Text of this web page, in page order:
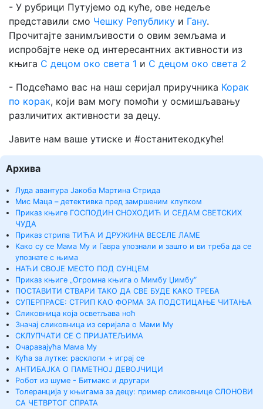
- У рубрици Путујемо од куће, ове недеље
представили смо Чешку Републику и Гану.
Прочитајте занимљивости о овим земљама и
испробајте неке од интересантних активности из
књига С децом око света 1 и С децом око света 2
- Подсећамо вас на наш серијал приручника Корак
по корак, који вам могу помоћи у осмишљавању
различитих активности за децу.
Јавите нам ваше утиске и #останитекодкуће!
Архива
Луда авантура Јакоба Мартина Стрида
Мис Маца – детективка пред замршеним клупком
Приказ књиге ГОСПОДИН СНОХОДИЋ И СЕДАМ СВЕТСКИХ
ЧУДА
Приказ стрипа ТИЋА И ДРУЖИНА ВЕСЕЛЕ ЛАМЕ
Како су се Мама Му и Гавра упознали и зашто и ви треба да се
упознате с њима
НАЋИ СВОЈЕ МЕСТО ПОД СУНЦЕМ
Приказ књиге „Огромна књига о Мимбу Џимбу“
ПОСТАВИТИ СТВАРИ ТАКО ДА СВЕ БУДЕ КАКО ТРЕБА
СУПЕРПРАСЕ: СТРИП КАО ФОРМА ЗА ПОДСТИЦАЊЕ ЧИТАЊА
Сликовница која осветљава ноћ
Значај сликовница из серијала о Мами Му
СКЛУПЧАТИ СЕ С ПРИЈАТЕЉИМА
Очаравајућа Мама Му
Кућа за лутке: расклопи + играј се
АНТИБАЈКА О ПАМЕТНОЈ ДЕВОЈЧИЦИ
Робот из шуме - Битмакс и другари
Толеранција у књигама за децу: пример сликовнице СЛОНОВИ
СА ЧЕТВРТОГ СПРАТА